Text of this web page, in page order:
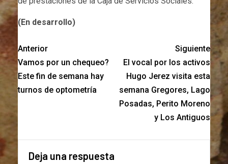
(En desarrollo)
Anterior
Vamos por un chequeo?
Este fin de semana hay
turnos de optometría
Siguiente
El vocal por los activos
Hugo Jerez visita esta
semana Gregores, Lago
Posadas, Perito Moreno
y Los Antiguos
Deja una respuesta